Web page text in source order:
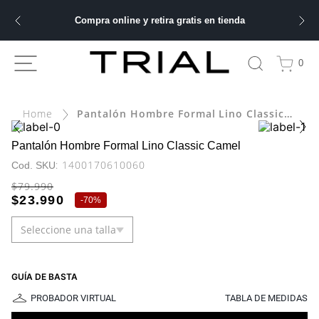
Compra online y retira gratis en tienda
0
Pantalón Hombre Formal Lino Classic Camel
Pantalón Hombre Formal Lino Classic Camel
: 1400170610060
$79.990
$23.990 -70%
Seleccione una talla
GUÍA DE BASTA
PROBADOR VIRTUAL
TABLA DE MEDIDAS
BUSCADOS